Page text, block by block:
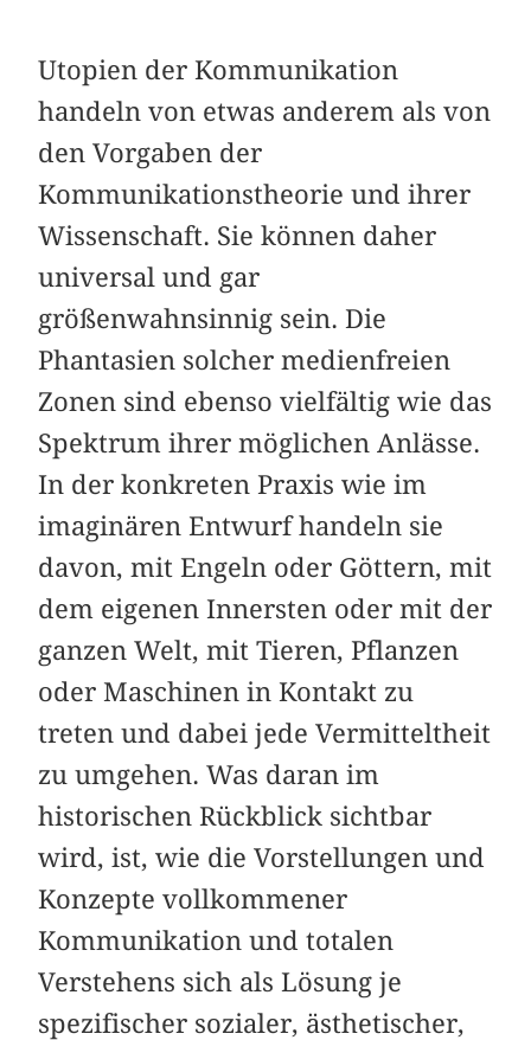
Utopien der Kommunikation
handeln von etwas anderem als von
den Vorgaben der
Kommunikationstheorie und ihrer
Wissenschaft. Sie können daher
universal und gar
größenwahnsinnig sein. Die
Phantasien solcher medienfreien
Zonen sind ebenso vielfältig wie das
Spektrum ihrer möglichen Anlässe.
In der konkreten Praxis wie im
imaginären Entwurf handeln sie
davon, mit Engeln oder Göttern, mit
dem eigenen Innersten oder mit der
ganzen Welt, mit Tieren, Pflanzen
oder Maschinen in Kontakt zu
treten und dabei jede Vermitteltheit
zu umgehen. Was daran im
historischen Rückblick sichtbar
wird, ist, wie die Vorstellungen und
Konzepte vollkommener
Kommunikation und totalen
Verstehens sich als Lösung je
spezifischer sozialer, ästhetischer,